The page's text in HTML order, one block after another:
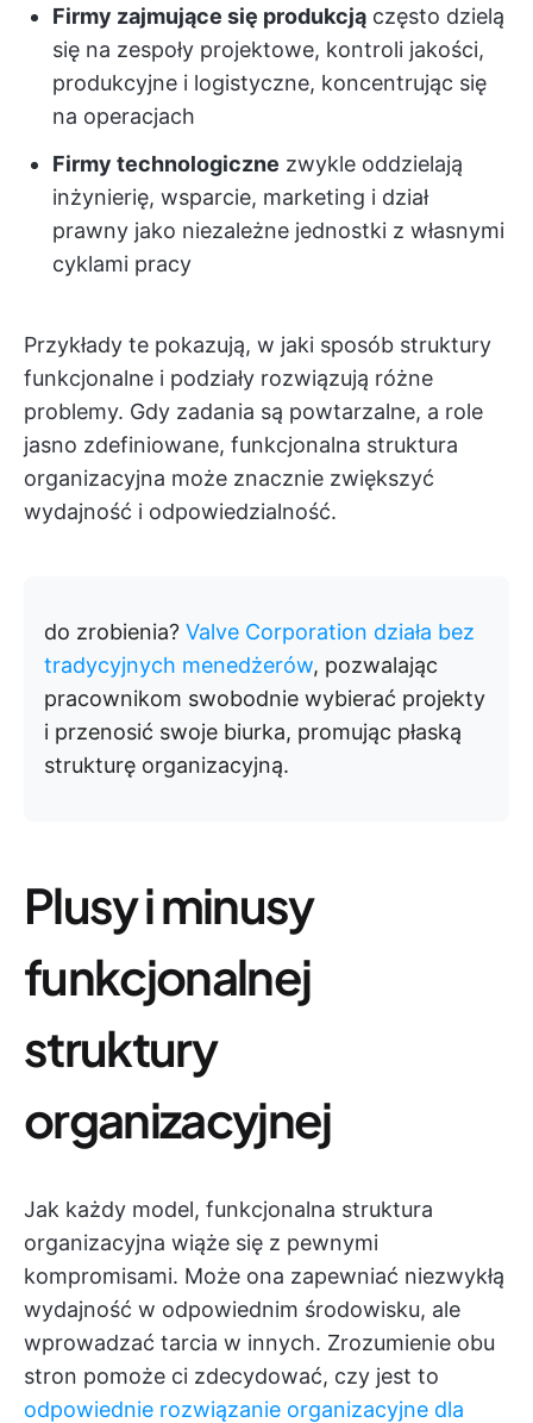
Firmy zajmujące się produkcją często dzielą
się na zespoły projektowe, kontroli jakości,
produkcyjne i logistyczne, koncentrując się
na operacjach
Firmy technologiczne zwykle oddzielają
inżynierię, wsparcie, marketing i dział
prawny jako niezależne jednostki z własnymi
cyklami pracy
Przykłady te pokazują, w jaki sposób struktury
funkcjonalne i podziały rozwiązują różne
problemy. Gdy zadania są powtarzalne, a role
jasno zdefiniowane, funkcjonalna struktura
organizacyjna może znacznie zwiększyć
wydajność i odpowiedzialność.
do zrobienia? Valve Corporation działa bez
tradycyjnych menedżerów, pozwalając
pracownikom swobodnie wybierać projekty
i przenosić swoje biurka, promując płaską
strukturę organizacyjną.
Plusy i minusy
funkcjonalnej
struktury
organizacyjnej
Jak każdy model, funkcjonalna struktura
organizacyjna wiąże się z pewnymi
kompromisami. Może ona zapewniać niezwykłą
wydajność w odpowiednim środowisku, ale
wprowadzać tarcia w innych. Zrozumienie obu
stron pomoże ci zdecydować, czy jest to
odpowiednie rozwiązanie organizacyjne dla